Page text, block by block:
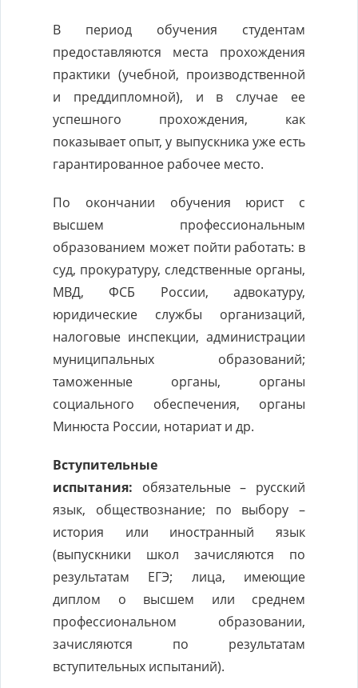
В период обучения студентам
предоставляются места прохождения
практики (учебной, производственной
и преддипломной), и в случае ее
успешного прохождения, как
показывает опыт, у выпускника уже есть
гарантированное рабочее место.
По окончании обучения юрист с
высшем профессиональным
образованием может пойти работать: в
суд, прокуратуру, следственные органы,
МВД, ФСБ России, адвокатуру,
юридические службы организаций,
налоговые инспекции, администрации
муниципальных образований;
таможенные органы, органы
социального обеспечения, органы
Минюста России, нотариат и др.
Вступительные
испытания: обязательные – русский
язык, обществознание; по выбору –
история или иностранный язык
(выпускники школ зачисляются по
результатам ЕГЭ; лица, имеющие
диплом о высшем или среднем
профессиональном образовании,
зачисляются по результатам
вступительных испытаний).